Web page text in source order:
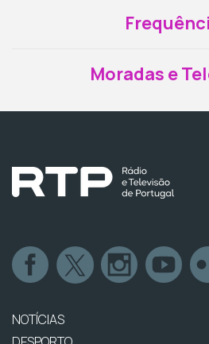
Moradas e
NOTÍCIAS